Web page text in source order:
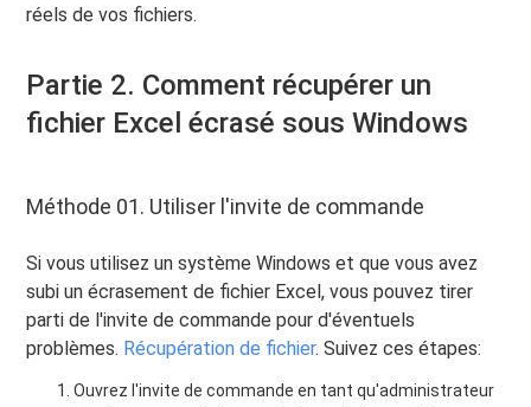
réels de vos fichiers.
Partie 2. Comment récupérer un
fichier Excel écrasé sous Windows
Méthode 01. Utiliser l'invite de commande
Si vous utilisez un système Windows et que vous avez
subi un écrasement de fichier Excel, vous pouvez tirer
parti de l'invite de commande pour d'éventuels
problèmes. Récupération de fichier. Suivez ces étapes:
Ouvrez l'invite de commande en tant qu'administrateur